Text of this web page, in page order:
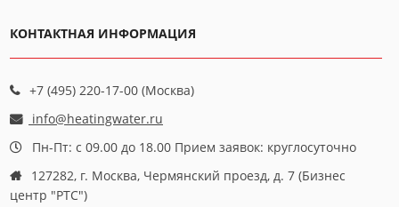
КОНТАКТНАЯ ИНФОРМАЦИЯ
+7 (495) 220-17-00 (Москва)
info@heatingwater.ru
Пн-Пт: с 09.00 до 18.00 Прием заявок: круглосуточно
127282, г. Москва, Чермянский проезд, д. 7 (Бизнес
центр "РТС")